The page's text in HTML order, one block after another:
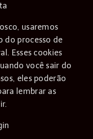
usaremos
do processo de
Esses cookies
você sair do
eles poderão
lembrar as